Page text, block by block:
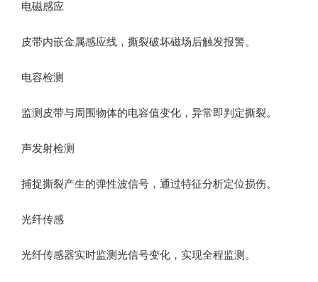
电磁感应‌
皮带内嵌金属感应线，撕裂破坏磁场后触发报警。
电容检测‌
监测皮带与周围物体的电容值变化，异常即判定撕裂。
声发射检测‌
捕捉撕裂产生的弹性波信号，通过特征分析定位损伤。
光纤传感‌
光纤传感器实时监测光信号变化，实现全程监测。